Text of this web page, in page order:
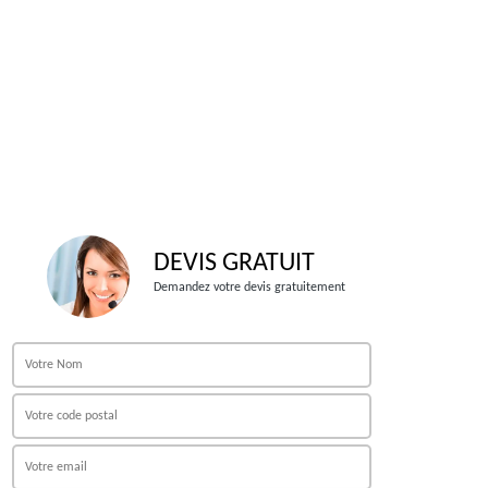
DEVIS GRATUIT
Demandez votre devis gratuitement